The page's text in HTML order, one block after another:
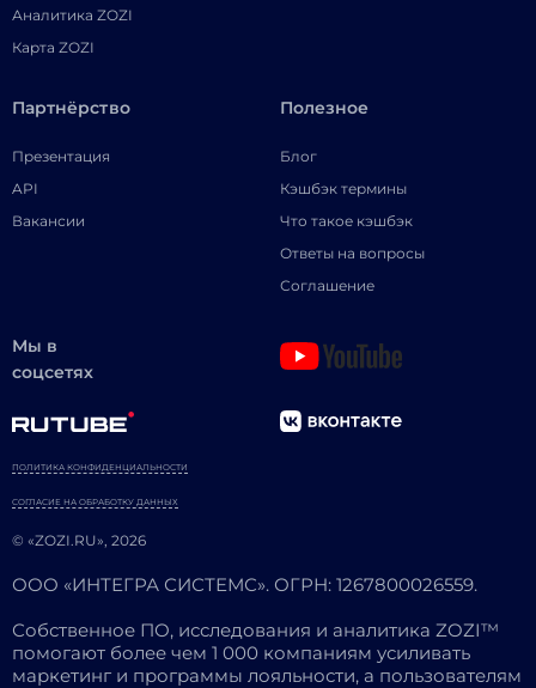
Аналитика ZOZI
Карта ZOZI
Партнёрство
Презентация
API
Вакансии
Полезное
Блог
Кэшбэк термины
Что такое кэшбэк
Ответы на вопросы
Соглашение
Мы в
соцсетях
© «ZOZI.RU», 2026
ПОЛИТИКА КОНФИДЕНЦИАЛЬНОСТИ
СОГЛАСИЕ НА ОБРАБОТКУ ДАННЫХ
ООО «ИНТЕГРА СИСТЕМС». ОГРН: 1267800026559.
Собственное ПО, исследования и аналитика ZOZI™
помогают более чем 1 000 компаниям усиливать
маркетинг и программы лояльности, а пользователям